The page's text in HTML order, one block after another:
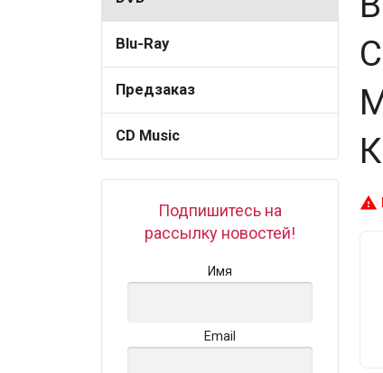
Blu-Ray
Предзаказ
CD Music
Подпишитесь на
рассылку новостей!
Имя
Email
warning